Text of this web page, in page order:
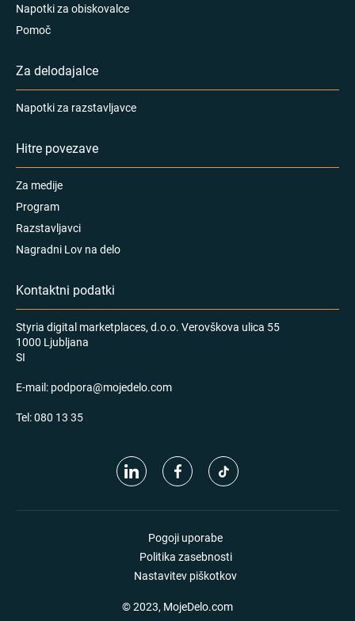
Napotki za obiskovalce
Pomoč
Za delodajalce
Napotki za razstavljavce
Hitre povezave
Za medije
Program
Razstavljavci
Nagradni Lov na delo
Kontaktni podatki
Styria digital marketplaces, d.o.o. Verovškova ulica 55
1000 Ljubljana
SI
E-mail: podpora@mojedelo.com
Tel:080 13 35
Pogoji uporabe
Politika zasebnosti
Nastavitev piškotkov
© 2023, MojeDelo.com